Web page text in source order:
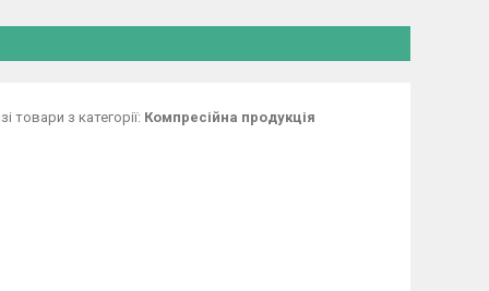
товари з категорії: Компресійна продукція